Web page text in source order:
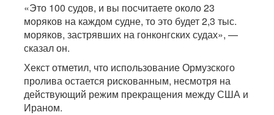
«Это 100 судов, и вы посчитаете около 23
моряков на каждом судне, то это будет 2,3 тыс.
моряков, застрявших на гонконгских судах», —
сказал он.
Хекст отметил, что использование Ормузского
пролива остается рискованным, несмотря на
действующий режим прекращения между США и
Ираном.